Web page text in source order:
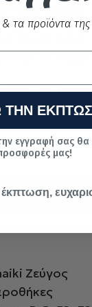
Ζεύγος
€10.80
€13.50
ΣΤΟ ΚΑΛΑΘΙ
τα προϊόντα
ΤΗΝ
εγγραφή σας θα
μας!